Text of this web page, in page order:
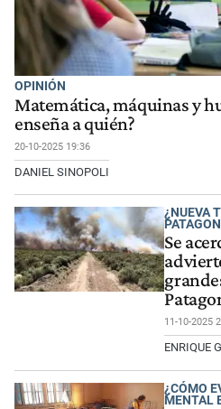
OPINIÓN
Matemática, máquinas y
enseña a quién?
20-10-2025 19:36
DANIEL SINOPOLI
¿NUEVA
Se
11-10-2025
ENRIQUE
¿CÓMO
MENTAL